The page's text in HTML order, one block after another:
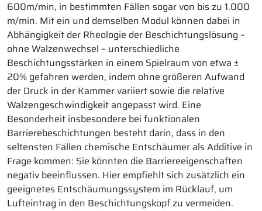
600m/min, in bestimmten Fällen sogar von bis zu 1.000
m/min. Mit ein und demselben Modul können dabei in
Abhängigkeit der Rheologie der Beschichtungslösung –
ohne Walzenwechsel – unterschiedliche
Beschichtungsstärken in einem Spielraum von etwa ±
20% gefahren werden, indem ohne größeren Aufwand
der Druck in der Kammer variiert sowie die relative
Walzengeschwindigkeit angepasst wird. Eine
Besonderheit insbesondere bei funktionalen
Barrierebeschichtungen besteht darin, dass in den
seltensten Fällen chemische Entschäumer als Additive in
Frage kommen: Sie könnten die Barriereeigenschaften
negativ beeinflussen. Hier empfiehlt sich zusätzlich ein
geeignetes Entschäumungssystem im Rücklauf, um
Lufteintrag in den Beschichtungskopf zu vermeiden.